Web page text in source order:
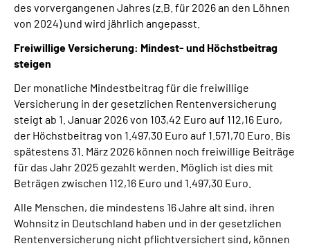
des vorvergangenen Jahres (z.B. für 2026 an den Löhnen
von 2024) und wird jährlich angepasst.
Freiwillige Versicherung: Mindest- und Höchstbeitrag
steigen
Der monatliche Mindestbeitrag für die freiwillige
Versicherung in der gesetzlichen Rentenversicherung
steigt ab 1. Januar 2026 von 103,42 Euro auf 112,16 Euro,
der Höchstbeitrag von 1.497,30 Euro auf 1.571,70 Euro. Bis
spätestens 31. März 2026 können noch freiwillige Beiträge
für das Jahr 2025 gezahlt werden. Möglich ist dies mit
Beträgen zwischen 112,16 Euro und 1.497,30 Euro.
Alle Menschen, die mindestens 16 Jahre alt sind, ihren
Wohnsitz in Deutschland haben und in der gesetzlichen
Rentenversicherung nicht pflichtversichert sind, können